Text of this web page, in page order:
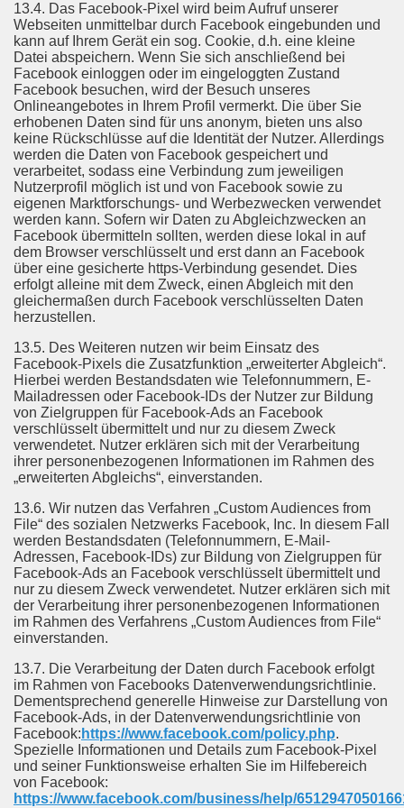
13.4. Das Facebook-Pixel wird beim Aufruf unserer
Webseiten unmittelbar durch Facebook eingebunden und
kann auf Ihrem Gerät ein sog. Cookie, d.h. eine kleine
Datei abspeichern. Wenn Sie sich anschließend bei
Facebook einloggen oder im eingeloggten Zustand
Facebook besuchen, wird der Besuch unseres
Onlineangebotes in Ihrem Profil vermerkt. Die über Sie
erhobenen Daten sind für uns anonym, bieten uns also
keine Rückschlüsse auf die Identität der Nutzer. Allerdings
werden die Daten von Facebook gespeichert und
verarbeitet, sodass eine Verbindung zum jeweiligen
Nutzerprofil möglich ist und von Facebook sowie zu
eigenen Marktforschungs- und Werbezwecken verwendet
werden kann. Sofern wir Daten zu Abgleichzwecken an
Facebook übermitteln sollten, werden diese lokal in auf
dem Browser verschlüsselt und erst dann an Facebook
über eine gesicherte https-Verbindung gesendet. Dies
erfolgt alleine mit dem Zweck, einen Abgleich mit den
gleichermaßen durch Facebook verschlüsselten Daten
herzustellen.
13.5. Des Weiteren nutzen wir beim Einsatz des
Facebook-Pixels die Zusatzfunktion „erweiterter Abgleich“.
Hierbei werden Bestandsdaten wie Telefonnummern, E-
Mailadressen oder Facebook-IDs der Nutzer zur Bildung
von Zielgruppen für Facebook-Ads an Facebook
verschlüsselt übermittelt und nur zu diesem Zweck
verwendetet. Nutzer erklären sich mit der Verarbeitung
ihrer personenbezogenen Informationen im Rahmen des
„erweiterten Abgleichs“, einverstanden.
13.6. Wir nutzen das Verfahren „Custom Audiences from
File“ des sozialen Netzwerks Facebook, Inc. In diesem Fall
werden Bestandsdaten (Telefonnummern, E-Mail-
Adressen, Facebook-IDs) zur Bildung von Zielgruppen für
Facebook-Ads an Facebook verschlüsselt übermittelt und
nur zu diesem Zweck verwendetet. Nutzer erklären sich mit
der Verarbeitung ihrer personenbezogenen Informationen
im Rahmen des Verfahrens „Custom Audiences from File“
einverstanden.
13.7. Die Verarbeitung der Daten durch Facebook erfolgt
im Rahmen von Facebooks Datenverwendungsrichtlinie.
Dementsprechend generelle Hinweise zur Darstellung von
Facebook-Ads, in der Datenverwendungsrichtlinie von
Facebook: https://www.facebook.com/policy.php.
Spezielle Informationen und Details zum Facebook-Pixel
und seiner Funktionsweise erhalten Sie im Hilfebereich
von Facebook:
https://www.facebook.com/business/help/